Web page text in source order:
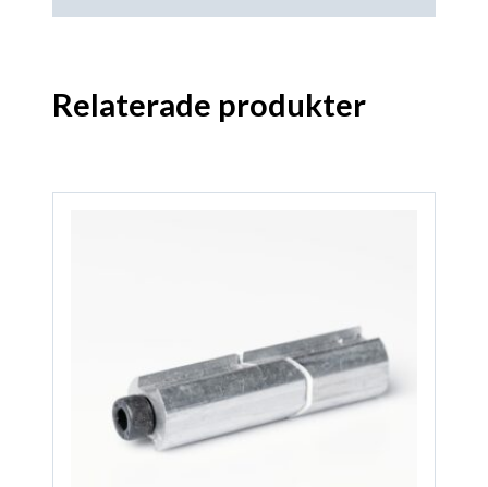
Relaterade produkter